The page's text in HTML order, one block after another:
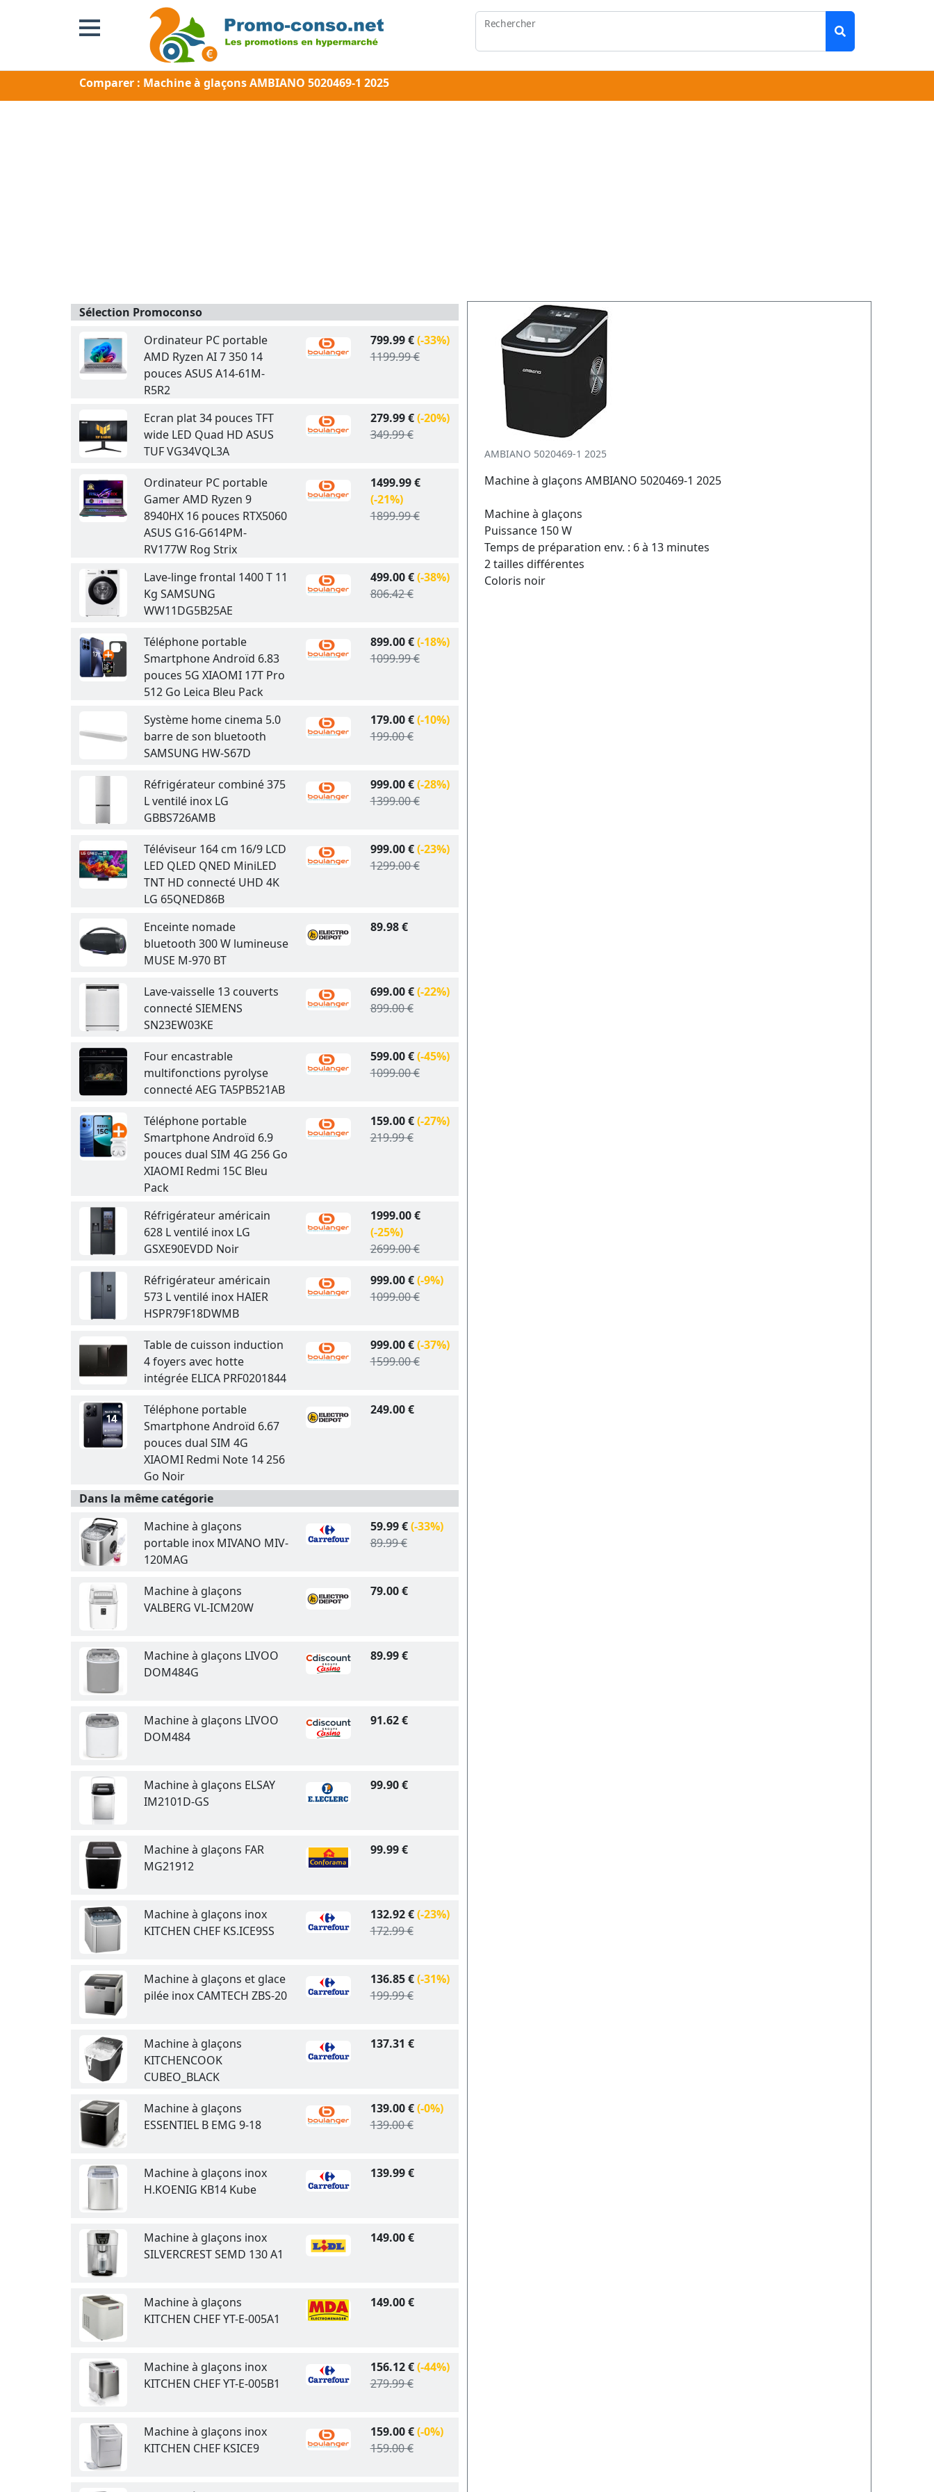
Rechercher
Comparer : Machine à glaçons AMBIANO 5020469-1 2025
Sélection Promoconso
Ordinateur PC portable
AMD Ryzen AI 7 350 14
pouces ASUS A14-61M-
R5R2
799.99 €(-33%)
1199.99 €
Ecran plat 34 pouces TFT
wide LED Quad HD ASUS
TUF VG34VQL3A
279.99 €(-20%)
349.99 €
Ordinateur PC portable
Gamer AMD Ryzen 9
8940HX 16 pouces RTX5060
ASUS G16-G614PM-
RV177W Rog Strix
1499.99 €
(-21%)
1899.99 €
Lave-linge frontal 1400 T 11
Kg SAMSUNG
WW11DG5B25AE
499.00 €(-38%)
806.42 €
Téléphone portable
Smartphone Androïd 6.83
pouces 5G XIAOMI 17T Pro
512 Go Leica Bleu Pack
899.00 €(-18%)
1099.99 €
Système home cinema 5.0
barre de son bluetooth
SAMSUNG HW-S67D
179.00 €(-10%)
199.00 €
Réfrigérateur combiné 375
L ventilé inox LG
GBBS726AMB
999.00 €(-28%)
1399.00 €
Téléviseur 164 cm 16/9 LCD
LED QLED QNED MiniLED
TNT HD connecté UHD 4K
LG 65QNED86B
999.00 €(-23%)
1299.00 €
Enceinte nomade
bluetooth 300 W lumineuse
MUSE M-970 BT
89.98 €
Lave-vaisselle 13 couverts
connecté SIEMENS
SN23EW03KE
699.00 €(-22%)
899.00 €
Four encastrable
multifonctions pyrolyse
connecté AEG TA5PB521AB
599.00 €(-45%)
1099.00 €
Téléphone portable
Smartphone Androïd 6.9
pouces dual SIM 4G 256 Go
XIAOMI Redmi 15C Bleu
Pack
159.00 €(-27%)
219.99 €
Réfrigérateur américain
628 L ventilé inox LG
GSXE90EVDD Noir
1999.00 €
(-25%)
2699.00 €
Réfrigérateur américain
573 L ventilé inox HAIER
HSPR79F18DWMB
999.00 €(-9%)
1099.00 €
Table de cuisson induction
4 foyers avec hotte
intégrée ELICA PRF0201844
999.00 €(-37%)
1599.00 €
Téléphone portable
Smartphone Androïd 6.67
pouces dual SIM 4G
XIAOMI Redmi Note 14 256
Go Noir
249.00 €
Dans la même catégorie
Machine à glaçons
portable inox MIVANO MIV-
120MAG
59.99 €(-33%)
89.99 €
Machine à glaçons
VALBERG VL-ICM20W
79.00 €
Machine à glaçons LIVOO
DOM484G
89.99 €
Machine à glaçons LIVOO
DOM484
91.62 €
Machine à glaçons ELSAY
IM2101D-GS
99.90 €
Machine à glaçons FAR
MG21912
99.99 €
Machine à glaçons inox
KITCHEN CHEF KS.ICE9SS
132.92 €(-23%)
172.99 €
Machine à glaçons et glace
pilée inox CAMTECH ZBS-20
136.85 €(-31%)
199.99 €
Machine à glaçons
KITCHENCOOK
CUBEO_BLACK
137.31 €
Machine à glaçons
ESSENTIEL B EMG 9-18
139.00 €(-0%)
139.00 €
Machine à glaçons inox
H.KOENIG KB14 Kube
139.99 €
Machine à glaçons inox
SILVERCREST SEMD 130 A1
149.00 €
Machine à glaçons
KITCHEN CHEF YT-E-005A1
149.00 €
Machine à glaçons inox
KITCHEN CHEF YT-E-005B1
156.12 €(-44%)
279.99 €
Machine à glaçons inox
KITCHEN CHEF KSICE9
159.00 €(-0%)
159.00 €
AMBIANO 5020469-1 2025
Machine à glaçons AMBIANO 5020469-1 2025
Machine à glaçons
Puissance 150 W
Temps de préparation env. : 6 à 13 minutes
2 tailles différentes
Coloris noir